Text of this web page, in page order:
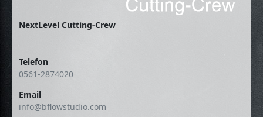
NextLevel Cutting-Crew
Telefon
0561-2874020
Email
info@bflowstudio.com